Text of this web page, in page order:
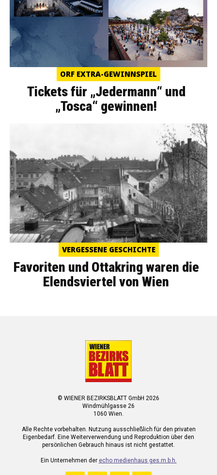
ORF EXTRA-GEWINNSPIEL
Tickets für „Jedermann“ und
„Tosca“ gewinnen!
VERGESSENE GESCHICHTE
Favoriten und Ottakring waren die
Elendsviertel von Wien
© WIENER BEZIRKSBLATT GmbH 2026
Windmühlgasse 26
1060 Wien.
Alle Rechte vorbehalten. Nutzung ausschließlich für den privaten
Eigenbedarf. Eine Weiterverwendung und Reproduktion über den
persönlichen Gebrauch hinaus ist nicht gestattet.
Ein Unternehmen der echo medienhaus ges.m.b.h.